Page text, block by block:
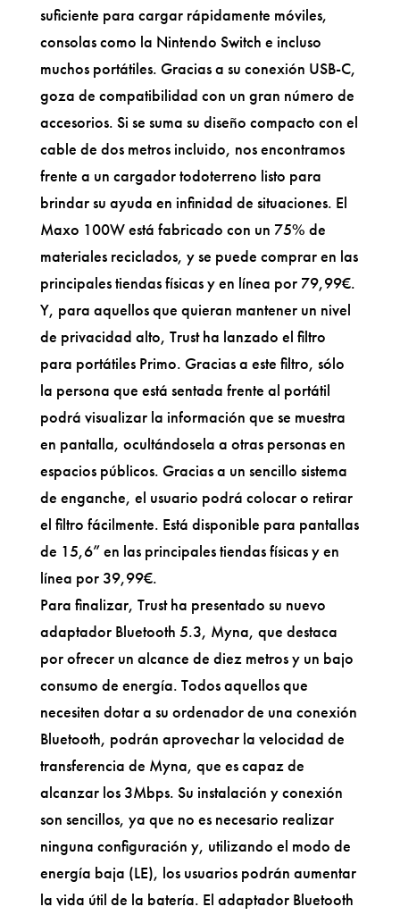
suficiente para cargar rápidamente móviles,
consolas como la Nintendo Switch e incluso
muchos portátiles. Gracias a su conexión USB-C,
goza de compatibilidad con un gran número de
accesorios. Si se suma su diseño compacto con el
cable de dos metros incluido, nos encontramos
frente a un cargador todoterreno listo para
brindar su ayuda en infinidad de situaciones. El
Maxo 100W está fabricado con un 75% de
materiales reciclados, y se puede comprar en las
principales tiendas físicas y en línea por 79,99€.
Y, para aquellos que quieran mantener un nivel
de privacidad alto, Trust ha lanzado el filtro
para portátiles Primo. Gracias a este filtro, sólo
la persona que está sentada frente al portátil
podrá visualizar la información que se muestra
en pantalla, ocultándosela a otras personas en
espacios públicos. Gracias a un sencillo sistema
de enganche, el usuario podrá colocar o retirar
el filtro fácilmente. Está disponible para pantallas
de 15,6” en las principales tiendas físicas y en
línea por 39,99€.
Para finalizar, Trust ha presentado su nuevo
adaptador Bluetooth 5.3, Myna, que destaca
por ofrecer un alcance de diez metros y un bajo
consumo de energía. Todos aquellos que
necesiten dotar a su ordenador de una conexión
Bluetooth, podrán aprovechar la velocidad de
transferencia de Myna, que es capaz de
alcanzar los 3Mbps. Su instalación y conexión
son sencillos, ya que no es necesario realizar
ninguna configuración y, utilizando el modo de
energía baja (LE), los usuarios podrán aumentar
la vida útil de la batería. El adaptador Bluetooth